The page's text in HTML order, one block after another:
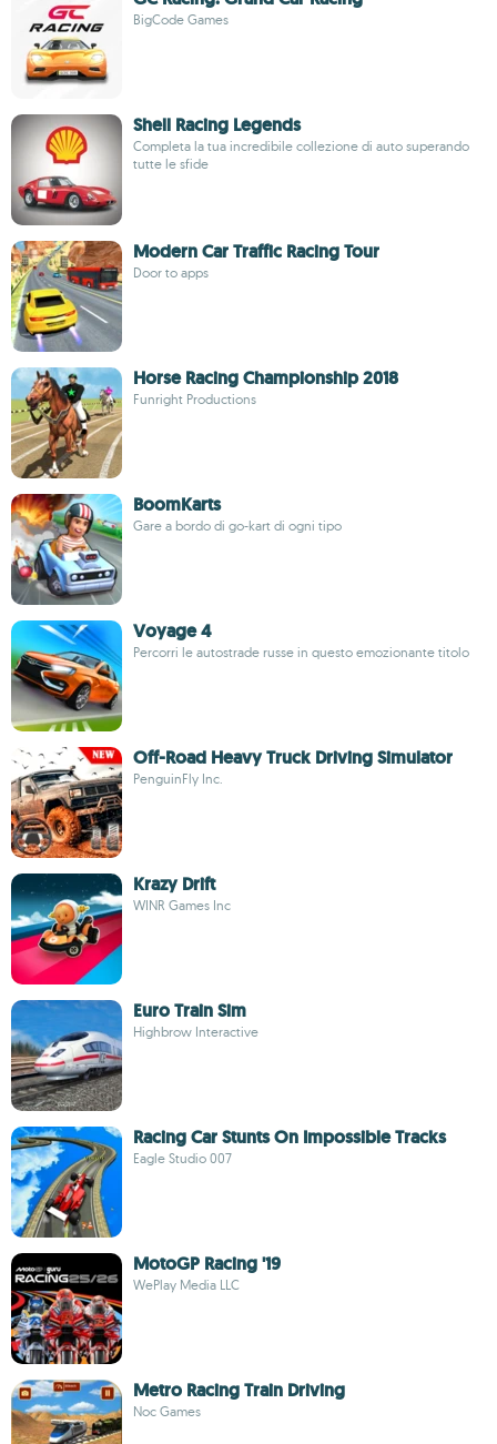
BigCode Games
Shell Racing Legends
Completa la tua incredibile collezione di auto superando
tutte le sfide
Modern Car Traffic Racing Tour
Door to apps
Horse Racing Championship 2018
Funright Productions
BoomKarts
Gare a bordo di go-kart di ogni tipo
Voyage 4
Percorri le autostrade russe in questo emozionante titolo
Off-Road Heavy Truck Driving Simulator
PenguinFly Inc.
Krazy Drift
WINR Games Inc
Euro Train Sim
Highbrow Interactive
Racing Car Stunts On Impossible Tracks
Eagle Studio 007
MotoGP Racing '19
WePlay Media LLC
Metro Racing Train Driving
Noc Games